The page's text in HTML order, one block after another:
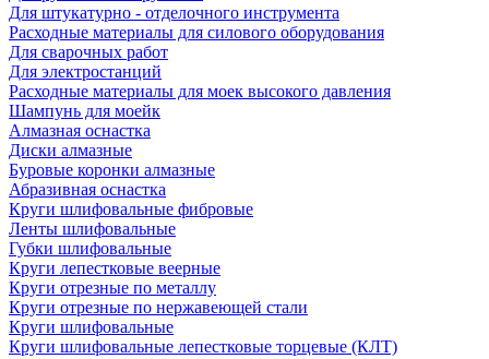
Для штукатурно - отделочного инструмента
Расходные материалы для силового оборудования
Для сварочных работ
Для электростанций
Расходные материалы для моек высокого давления
Шампунь для моейк
Алмазная оснастка
Диски алмазные
Буровые коронки алмазные
Абразивная оснастка
Круги шлифовальные фибровые
Ленты шлифовальные
Губки шлифовальные
Круги лепестковые веерные
Круги отрезные по металлу
Круги отрезные по нержавеющей стали
Круги шлифовальные
Круги шлифовальные лепестковые торцевые (КЛТ)